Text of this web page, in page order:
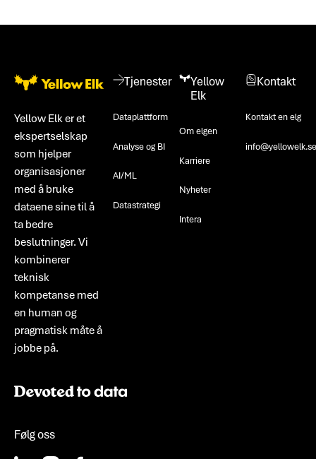
Bunntekst
Yellow Elk er et
ekspertselskap
som hjelper
organisasjoner
med å bruke
dataene sine til å
ta bedre
beslutninger. Vi
kombinerer
teknisk
kompetanse med
en human og
pragmatisk måte å
jobbe på.
Følg oss
Tjenester
Dataplattform
Analyse og BI
AI/ML
Datastrategi
Yellow
Elk
Om elgen
Karriere
Nyheter
Intera
Kontakt
Kontakt en elg
info@yellowelk.se